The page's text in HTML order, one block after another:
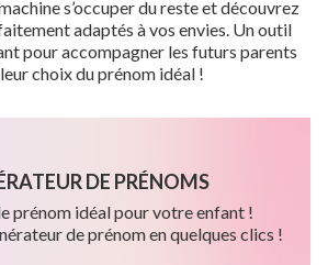
s’occuper du reste et découvrez
adaptés à vos envies. Un outil
pour accompagner les futurs parents
choix du prénom idéal !
DE PRÉNOMS
prénom idéal pour votre enfant !
de prénom en quelques clics !